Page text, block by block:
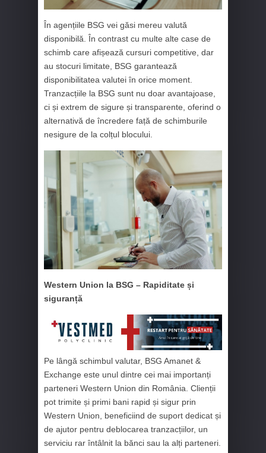
În agențiile BSG vei găsi mereu valută
disponibilă. În contrast cu multe alte case de
schimb care afișează cursuri competitive, dar
au stocuri limitate, BSG garantează
disponibilitatea valutei în orice moment.
Tranzacțiile la BSG sunt nu doar avantajoase,
ci și extrem de sigure și transparente, oferind o
alternativă de încredere față de schimburile
nesigure de la colțul blocului.
Western Union la BSG – Rapiditate și
siguranță
Pe lângă schimbul valutar, BSG Amanet &
Exchange este unul dintre cei mai importanți
parteneri Western Union din România. Clienții
pot trimite și primi bani rapid și sigur prin
Western Union, beneficiind de suport dedicat și
de ajutor pentru deblocarea tranzacțiilor, un
serviciu rar întâlnit la bănci sau la alți parteneri.